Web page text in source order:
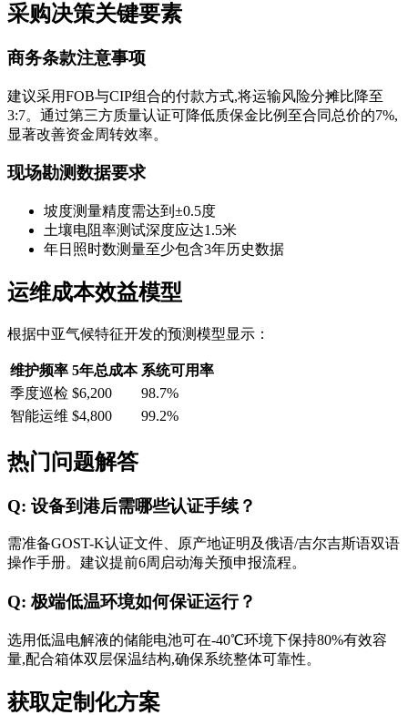
采购决策关键要素
商务条款注意事项
建议采用FOB与CIP组合的付款方式,将运输风险分摊比降至
3:7。通过第三方质量认证可降低质保金比例至合同总价的7%,
显著改善资金周转效率。
现场勘测数据要求
坡度测量精度需达到±0.5度
土壤电阻率测试深度应达1.5米
年日照时数测量至少包含3年历史数据
运维成本效益模型
根据中亚气候特征开发的预测模型显示：
维护频率 5年总成本 系统可用率
季度巡检 $6,200
98.7%
智能运维 $4,800 99.2%
热门问题解答
Q: 设备到港后需哪些认证手续？
需准备GOST-K认证文件、原产地证明及俄语/吉尔吉斯语双语
操作手册。建议提前6周启动海关预申报流程。
Q: 极端低温环境如何保证运行？
选用低温电解液的储能电池可在-40℃环境下保持80%有效容
量,配合箱体双层保温结构,确保系统整体可靠性。
获取定制化方案